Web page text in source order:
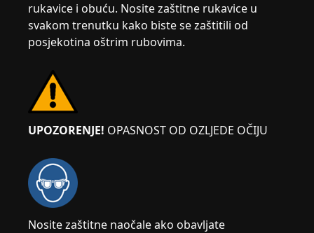
rukavice i obuću. Nosite zaštitne rukavice u
svakom trenutku kako biste se zaštitili od
posjekotina oštrim rubovima.
UPOZORENJE! OPASNOST OD OZLJEDE OČIJU
Nosite zaštitne naočale ako obavljate